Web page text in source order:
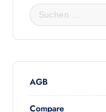
S
u
c
e
n
n
a
AGB
Compare